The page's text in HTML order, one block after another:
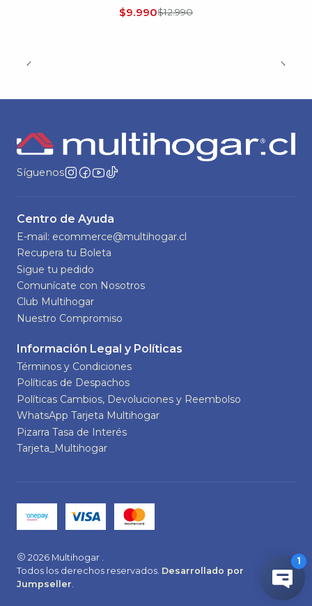
$9.990$12.990
Síguenos
Centro de Ayuda
E-mail: ecommerce@multihogar.cl
Recupera tu Boleta
Sigue tu pedido
Comunícate con Nosotros
Club Multihogar
Nuestro Compromiso
Información Legal y Políticas
Términos y Condiciones
Políticas de Despachos
Políticas Cambios, Devoluciones y Reembolso
WhatsApp Tarjeta Multihogar
Pizarra Tasa de Interés
Tarjeta_Multihogar
2026 Multihogar .
Todos los derechos reservados. Desarrollado por
Jumpseller.